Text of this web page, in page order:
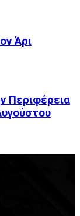
Άρι
Περιφέρεια